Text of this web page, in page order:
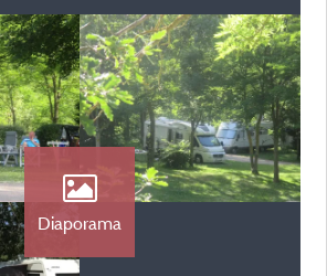
Diaporama